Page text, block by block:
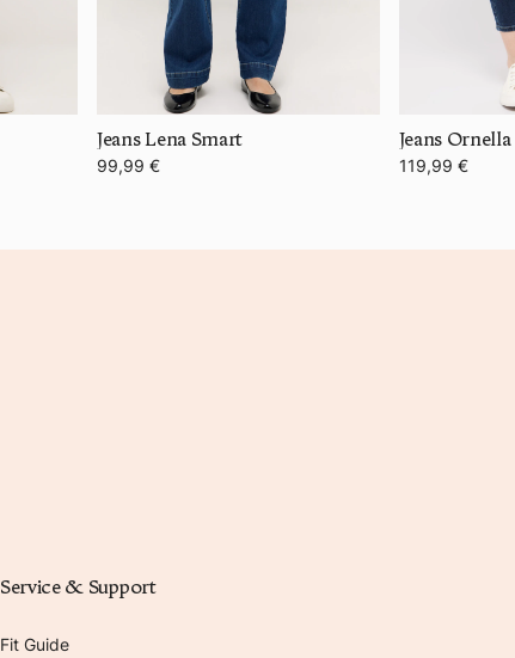
Jeans Lena Smart
99,99 € 119,99 €
Service & Support
Fit Guide